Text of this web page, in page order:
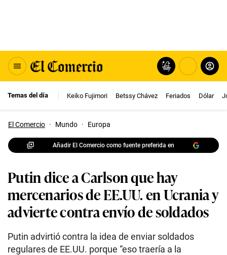
Temas del día Keiko Fujimori Betssy Chávez Feriados Dólar
El Comercio · Mundo · Europa
Añadir El Comercio como fuente preferida en
Putin dice a Carlson que hay
mercenarios de EE.UU. en Ucrania y
advierte contra envío de soldados
Putin advirtió contra la idea de enviar soldados
regulares de EE.UU. porque “eso traería a la